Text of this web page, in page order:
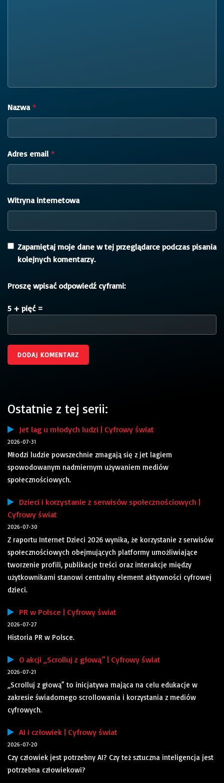
Nazwa *
Adres email *
Witryna internetowa
Zapamiętaj moje dane w tej przeglądarce podczas pisania
kolejnych komentarzy.
Proszę wpisać odpowiedź cyframi:
5 + pięć =
Ostatnie z tej serii:
Jet lag u młodych ludzi | Cyfrowy świat
2026-07-31
Młodzi ludzie powszechnie zmagają się z jet lagiem
spowodowanym nadmiernym używaniem mediów
społecznościowych.
Dzieci i korzystanie z serwisów społecznościowych |
Cyfrowy świat
2026-07-30
Z raportu Internet Dzieci 2026 wynika, że korzystanie z serwisów
społecznościowych obejmujących platformy umożliwiające
tworzenie profili, publikacje treści oraz interakcje między
użytkownikami stanowi centralny element aktywności cyfrowej
dzieci.
PR w Polsce | Cyfrowy świat
2026-07-27
Historia PR w Polsce.
O akcji „Scrolluj z głową” | Cyfrowy świat
2026-07-21
„Scrolluj z głową” to inicjatywa mająca na celu edukacje w
zakresie świadomego scrollowania i korzystania z mediów
cyfrowych.
AI i człowiek | Cyfrowy świat
2026-07-20
Czy człowiek jest potrzebny AI? Czy też sztuczna inteligencja jest
potrzebna człowiekowi?